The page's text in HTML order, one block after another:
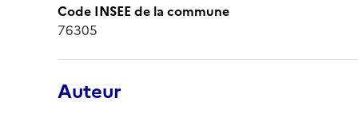
Code INSEE de la commune
76305
Auteur